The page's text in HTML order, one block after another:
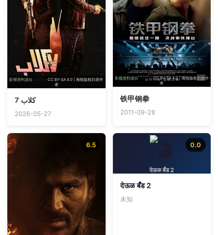
影视资料源自 TMDB · CC BY-SA 4.0 | 海报版权归原作
者
7 كلاب
2026-05-27
影视资料源自TMDB· CC BY-SA 4.0 | 海报版权归原作
者
铁甲钢拳
2011-09-28
6.5
देऊळ बँड 2
0.0
देऊळ बँड 2
未知